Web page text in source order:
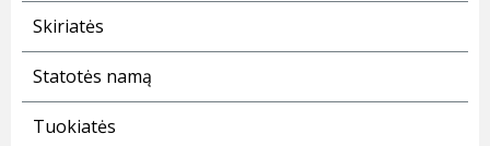
Skiriatės
Statotės namą
Tuokiatės